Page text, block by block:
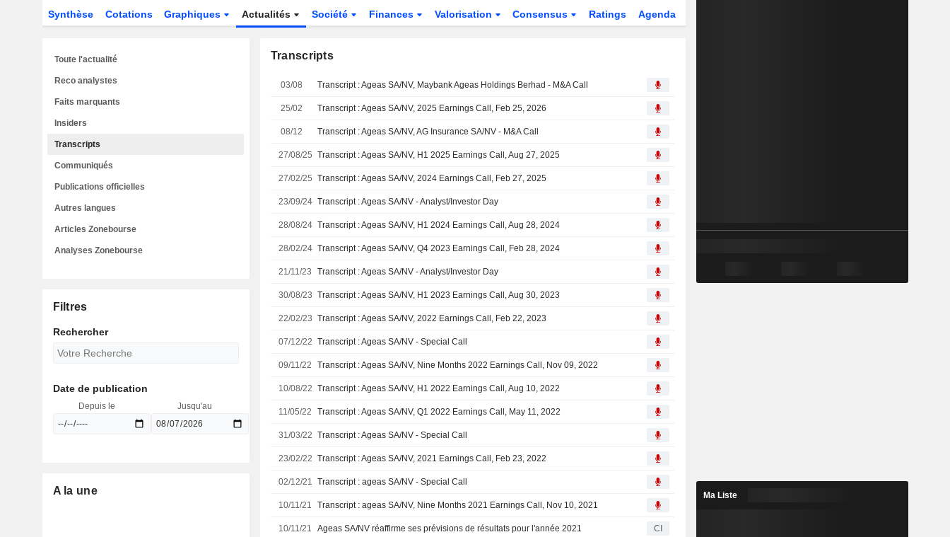
Synthèse Cotations Graphiques Actualités Société Finances Valorisation Consensus Ratings Agenda
Transcripts
03/08 Transcript : Ageas SA/NV, Maybank Ageas Holdings Berhad - M&A Call
25/02 Transcript : Ageas SA/NV, 2025 Earnings Call, Feb 25, 2026
08/12 Transcript : Ageas SA/NV, AG Insurance SA/NV - M&A Call
27/08/25 Transcript : Ageas SA/NV, H1 2025 Earnings Call, Aug 27, 2025
27/02/25 Transcript : Ageas SA/NV, 2024 Earnings Call, Feb 27, 2025
23/09/24 Transcript : Ageas SA/NV - Analyst/Investor Day
28/08/24 Transcript : Ageas SA/NV, H1 2024 Earnings Call, Aug 28, 2024
28/02/24 Transcript : Ageas SA/NV, Q4 2023 Earnings Call, Feb 28, 2024
21/11/23 Transcript : Ageas SA/NV - Analyst/Investor Day
30/08/23 Transcript : Ageas SA/NV, H1 2023 Earnings Call, Aug 30, 2023
22/02/23 Transcript : Ageas SA/NV, 2022 Earnings Call, Feb 22, 2023
07/12/22 Transcript : Ageas SA/NV - Special Call
09/11/22 Transcript : Ageas SA/NV, Nine Months 2022 Earnings Call, Nov 09, 2022
10/08/22 Transcript : Ageas SA/NV, H1 2022 Earnings Call, Aug 10, 2022
11/05/22 Transcript : Ageas SA/NV, Q1 2022 Earnings Call, May 11, 2022
31/03/22 Transcript : Ageas SA/NV - Special Call
23/02/22 Transcript : Ageas SA/NV, 2021 Earnings Call, Feb 23, 2022
02/12/21 Transcript : ageas SA/NV - Special Call
10/11/21 Transcript : ageas SA/NV, Nine Months 2021 Earnings Call, Nov 10, 2021
10/11/21 Ageas SA/NV réaffirme ses prévisions de résultats pour l'année 2021 CI
Toute l'actualité
Reco analystes
Faits marquants
Insiders
Transcripts
Communiqués
Publications officielles
Autres langues
Articles Zonebourse
Analyses Zonebourse
Filtres
Rechercher
Date de publication
Depuis le Jusqu'au
A la une Ma Liste